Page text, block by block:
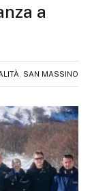
a
SAN MASSINO